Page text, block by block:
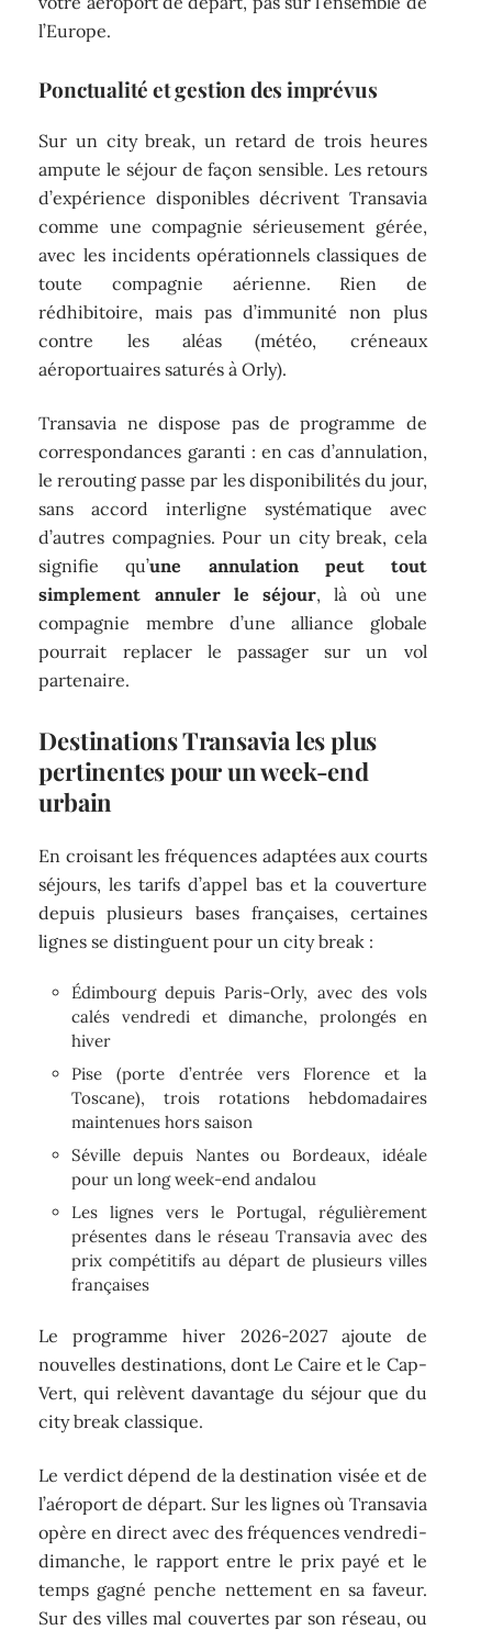
l’Europe.
Ponctualité et gestion des imprévus
Sur un city break, un retard de trois heures
ampute le séjour de façon sensible. Les retours
d’expérience disponibles décrivent Transavia
comme une compagnie sérieusement gérée,
avec les incidents opérationnels classiques de
toute compagnie aérienne. Rien de
rédhibitoire, mais pas d’immunité non plus
contre les aléas (météo, créneaux
aéroportuaires saturés à Orly).
Transavia ne dispose pas de programme de
correspondances garanti : en cas d’annulation,
le rerouting passe par les disponibilités du jour,
sans accord interligne systématique avec
d’autres compagnies. Pour un city break, cela
signifie qu’une annulation peut tout
simplement annuler le séjour, là où une
compagnie membre d’une alliance globale
pourrait replacer le passager sur un vol
partenaire.
Destinations Transavia les plus
pertinentes pour un week-end
urbain
En croisant les fréquences adaptées aux courts
séjours, les tarifs d’appel bas et la couverture
depuis plusieurs bases françaises, certaines
lignes se distinguent pour un city break :
Édimbourg depuis Paris-Orly, avec des vols
calés vendredi et dimanche, prolongés en
hiver
Pise (porte d’entrée vers Florence et la
Toscane), trois rotations hebdomadaires
maintenues hors saison
Séville depuis Nantes ou Bordeaux, idéale
pour un long week-end andalou
Les lignes vers le Portugal, régulièrement
présentes dans le réseau Transavia avec des
prix compétitifs au départ de plusieurs villes
françaises
Le programme hiver 2026-2027 ajoute de
nouvelles destinations, dont Le Caire et le Cap-
Vert, qui relèvent davantage du séjour que du
city break classique.
Le verdict dépend de la destination visée et de
l’aéroport de départ. Sur les lignes où Transavia
opère en direct avec des fréquences vendredi-
dimanche, le rapport entre le prix payé et le
temps gagné penche nettement en sa faveur.
Sur des villes mal couvertes par son réseau, ou